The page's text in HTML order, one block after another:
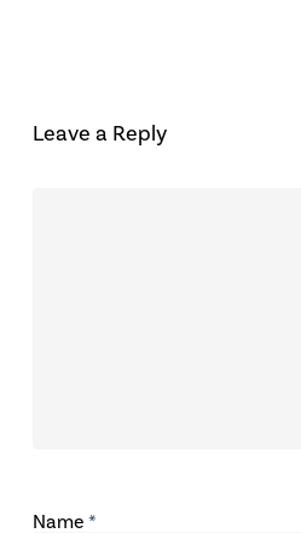
Leave a Reply
Name *